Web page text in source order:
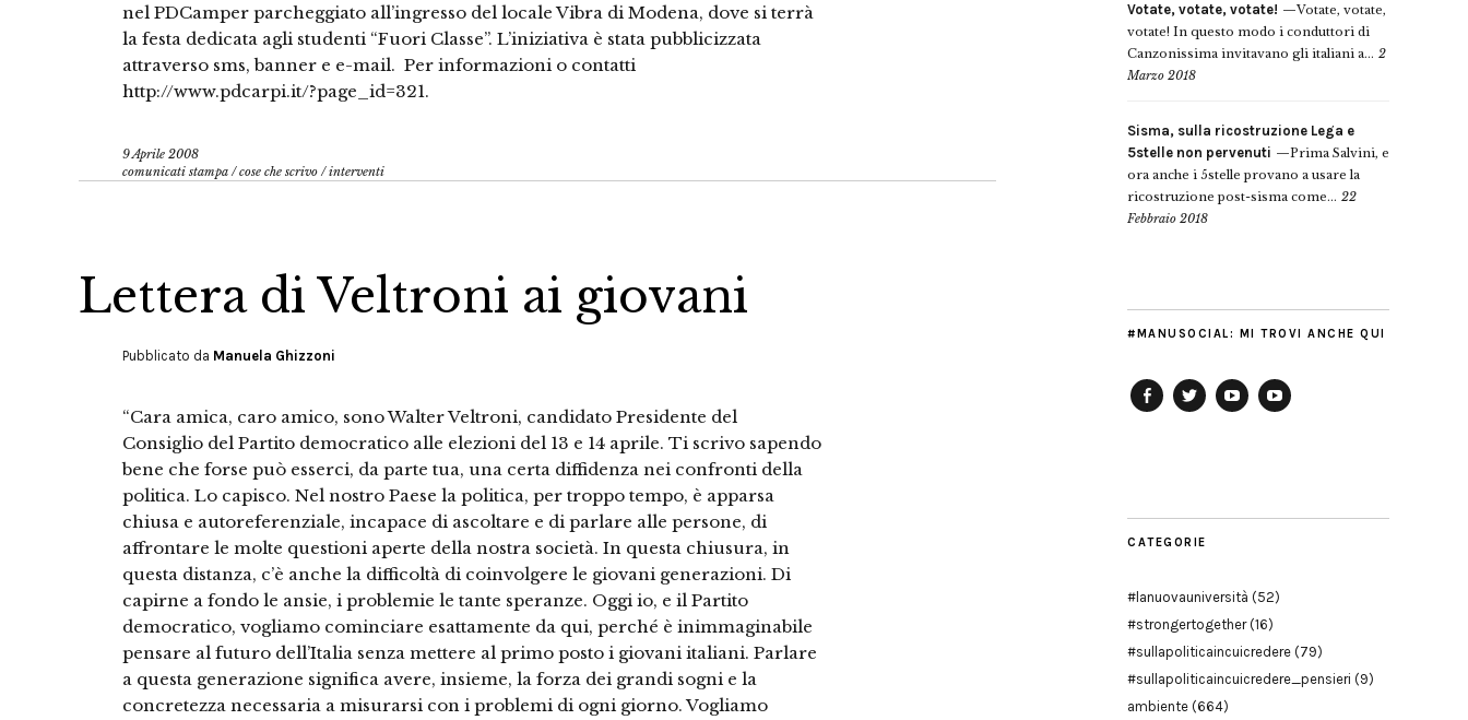
nel PDCamper parcheggiato all’ingresso del locale Vibra di Modena, dove si terrà
la festa dedicata agli studenti “Fuori Classe”. L’iniziativa è stata pubblicizzata
attraverso sms, banner e e-mail. Per informazioni o contatti
http://www.pdcarpi.it/?page_id=321.
9 Aprile 2008
comunicati stampa /cose che scrivo /interventi
Lettera di Veltroni ai giovani
Pubblicato da Manuela Ghizzoni
“Cara amica, caro amico, sono Walter Veltroni, candidato Presidente del
Consiglio del Partito democratico alle elezioni del 13 e 14 aprile. Ti scrivo sapendo
bene che forse può esserci, da parte tua, una certa diffidenza nei confronti della
politica. Lo capisco. Nel nostro Paese la politica, per troppo tempo, è apparsa
chiusa e autoreferenziale, incapace di ascoltare e di parlare alle persone, di
affrontare le molte questioni aperte della nostra società. In questa chiusura, in
questa distanza, c’è anche la difficoltà di coinvolgere le giovani generazioni. Di
capirne a fondo le ansie, i problemie le tante speranze. Oggi io, e il Partito
democratico, vogliamo cominciare esattamente da qui, perché è inimmaginabile
pensare al futuro dell’Italia senza mettere al primo posto i giovani italiani. Parlare
a questa generazione significa avere, insieme, la forza dei grandi sogni e la
concretezza necessaria a misurarsi con i problemi di ogni giorno. Vogliamo
Votate, votate, votate!
Votate, votate,
votate! In questo modo i conduttori di
Canzonissima invitavano gli italiani a... 2
Marzo 2018
Sisma, sulla ricostruzione Lega e
5stelle non pervenuti
Prima Salvini, e
ora anche i 5stelle provano a usare la
ricostruzione post-sisma come... 22
Febbraio 2018
#MANUSOCIAL: MI TROVI ANCHE QUI
CATEGORIE
#lanuovauniversità (52)
#strongertogether(16)
#sullapoliticaincuicredere (79)
#sullapoliticaincuicredere_pensieri (9)
ambiente (664)